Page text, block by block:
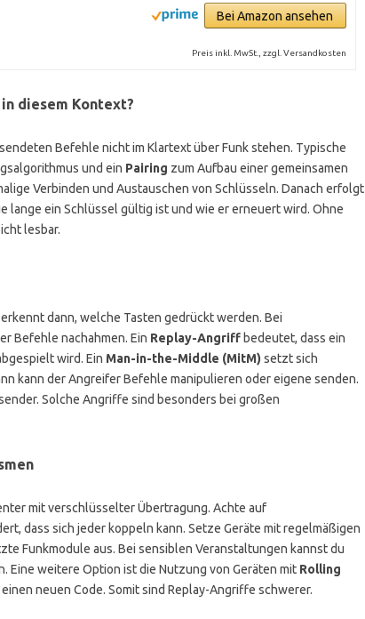
Bei Amazon ansehen
Preis inkl. MwSt., zzgl. Versandkosten
diesem Kontext?
Befehle nicht im Klartext über Funk stehen. Typische
und ein Pairing zum Aufbau einer gemeinsamen
Verbinden und Austauschen von Schlüsseln. Danach erfolgt
lange ein Schlüssel gültig ist und wie er erneuert wird. Ohne
lesbar.
erkennt dann, welche Tasten gedrückt werden. Bei
Befehle nachahmen. Ein Replay-Angriffbedeutet, dass ein
wird. Ein Man-in-the-Middle (MitM) setzt sich
kann der Angreifer Befehle manipulieren oder eigene senden.
Solche Angriffe sind besonders bei großen
mit verschlüsselter Übertragung. Achte auf
dass sich jeder koppeln kann. Setze Geräte mit regelmäßigen
Funkmodule aus. Bei sensiblen Veranstaltungen kannst du
Eine weitere Option ist die Nutzung von Geräten mit Rolling
neuen Code. Somit sind Replay-Angriffe schwerer.